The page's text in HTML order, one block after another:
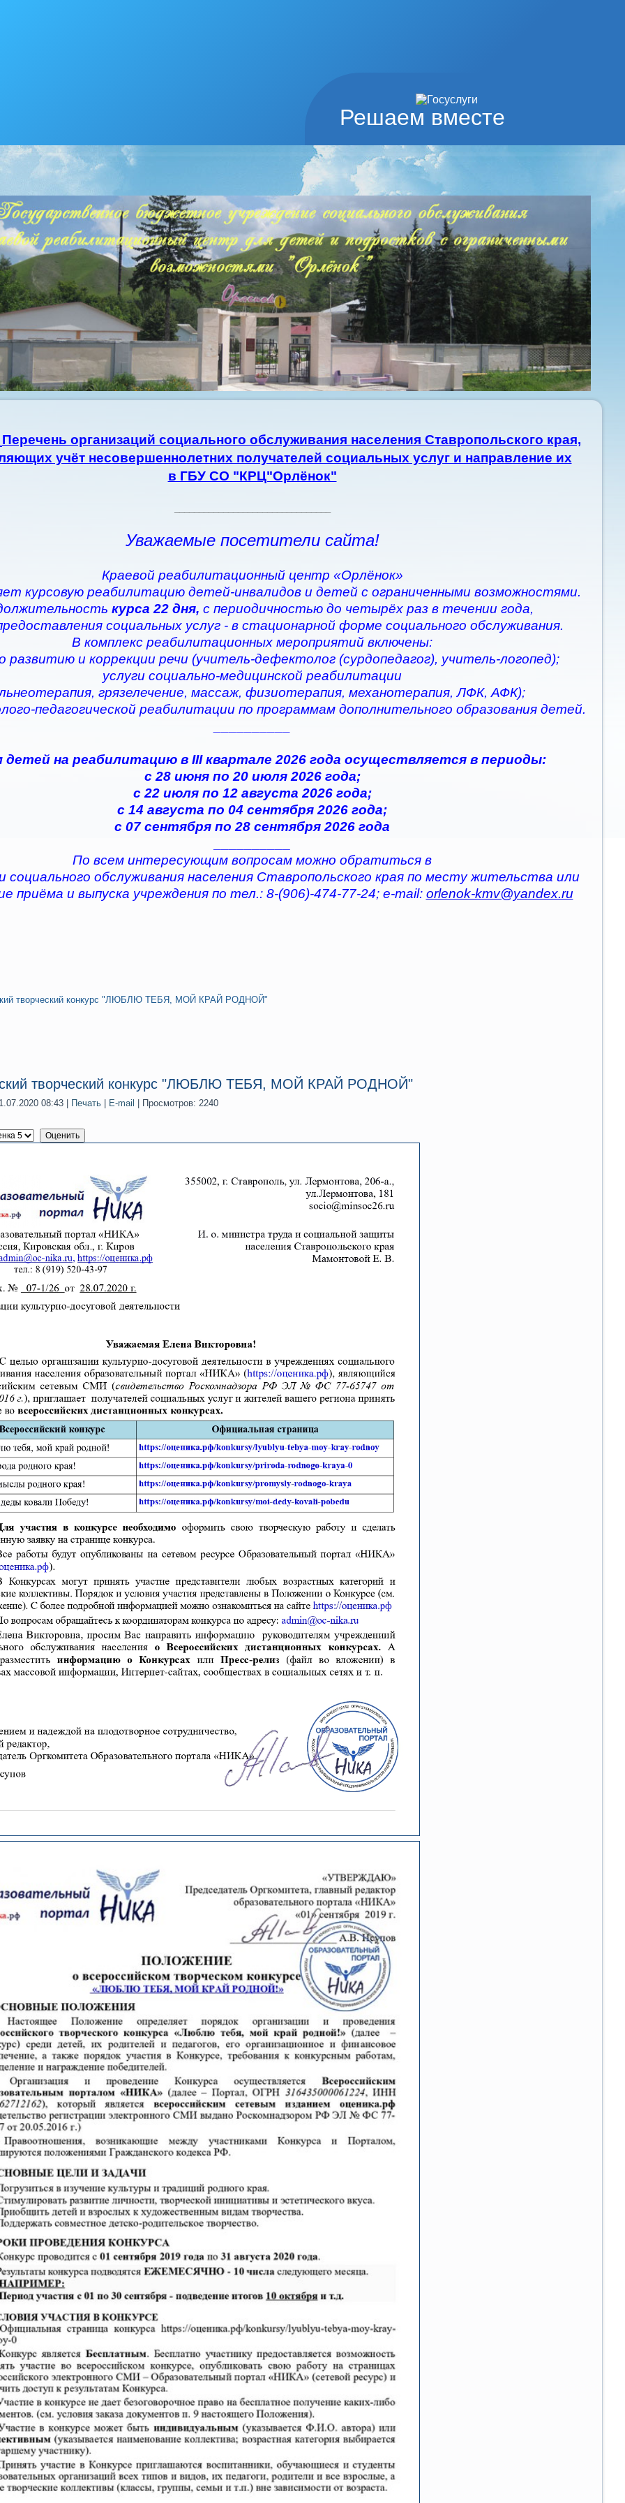
Решаем вместе
Перечень организаций социального обслуживания населения Ставропольского края,
учёт несовершеннолетних получателей социальных услуг и направление их
в ГБУ СО "КРЦ"Орлёнок"
Уважаемые посетители сайта!
Краевой реабилитационный центр «Орлёнок»
курсовую реабилитацию детей-инвалидов и детей с ограниченными возможностями.
курса 22 дня, с периодичностью до четырёх раз в течении года,
социальных услуг - в стационарной форме социального обслуживания.
В комплекс реабилитационных мероприятий включены:
развитию и коррекции речи (учитель-дефектолог (сурдопедагог), учитель-логопед);
услуги социально-медицинской реабилитации
грязелечение, массаж, физиотерапия, механотерапия, ЛФК, АФК);
педагогической реабилитации по программам дополнительного образования детей.
детей на реабилитацию в III квартале 2026 года осуществляется в периоды:
с 28 июня по 20 июля 2026 года;
с 22 июля по 12 августа 2026 года;
с 14 августа по 04 сентября 2026 года;
с 07 сентября по 28 сентября 2026 года
По всем интересующим вопросам можно обратиться в
социального обслуживания населения Ставропольского края по месту жительства или
приёма и выпуска учреждения по тел.: 8-(906)-474-77-24; e-mail: orlenok-kmv@yandex.ru
творческий конкурс "ЛЮБЛЮ ТЕБЯ, МОЙ КРАЙ РОДНОЙ"
творческий конкурс "ЛЮБЛЮ ТЕБЯ, МОЙ КРАЙ РОДНОЙ"
08:43 Печать E-mail | Просмотров: 2240